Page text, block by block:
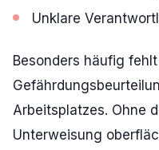
Unklare
Besonders häufig
Arbeitsplatzes. Ohne
Unterweisung